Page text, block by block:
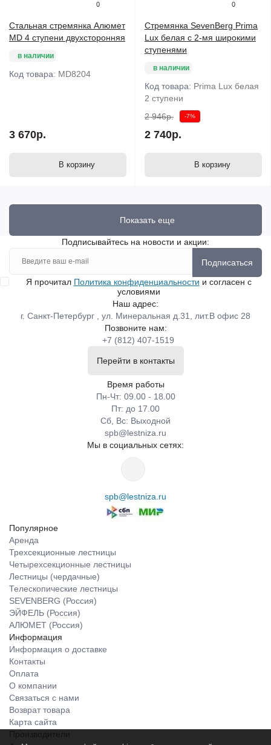
0
Стальная стремянка Алюмет
MD 4 ступени двухсторонняя
в наличии
Код товара: MD8204
3 670р.
В корзину
0
Стремянка SevenBerg Prima
Lux белая с 2-мя широкими
ступенями
в наличии
Код товара: Prima Lux белая
2 ступени
2 946р.
-7%
2 740р.
В корзину
Показать еще
Подписывайтесь на новости и акции:
Подписаться
Я прочитал Политика конфиденциальности и согласен с
условиями
Наш адрес:
г. Санкт-Петербург , ул. Минеральная д.31, лит.В офис 28
Позвоните нам:
+7 (812) 407-1519
Перейти в контакты
Время работы
Пн-Чт: 09.00 - 18.00
Пт: до 17.00
Сб, Вс: Выходной
spb@lestniza.ru
Мы в социальных сетях:
spb@lestniza.ru
Популярное
Аренда
Трехсекционные лестницы
Четырехсекционные лестницы
Лестницы (чердачные)
Телескопические лестницы
SEVENBERG (Россия)
ЭЙФЕЛЬ (Россия)
АЛЮМЕТ (Россия)
Информация
Информация о доставке
Контакты
Оплата
О компании
Связаться с нами
Возврат товара
Карта сайта